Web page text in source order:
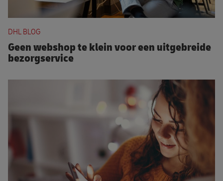
DHL BLOG
Geen webshop te klein voor een uitgebreide
bezorgservice